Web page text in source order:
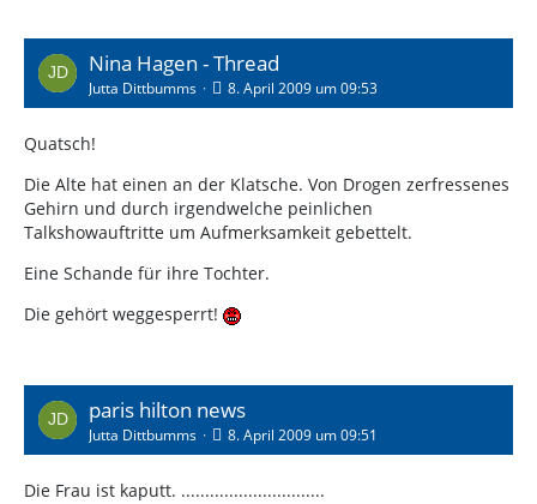
Nina Hagen - Thread
Jutta Dittbumms 8. April 2009 um 09:53
Quatsch!
Die Alte hat einen an der Klatsche. Von Drogen zerfressenes
Gehirn und durch irgendwelche peinlichen
Talkshowauftritte um Aufmerksamkeit gebettelt.
Eine Schande für ihre Tochter.
Die gehört weggesperrt!
paris hilton news
Jutta Dittbumms 8. April 2009 um 09:51
Die Frau ist kaputt. ..............................